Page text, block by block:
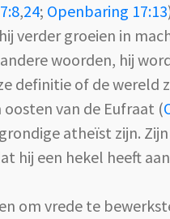
,24; Openbaring 17:13
verder groeien in
woorden, hij
definitie of de wereld
van de Eufraat (
atheïst zijn.
hij een hekel heeft
om vrede te